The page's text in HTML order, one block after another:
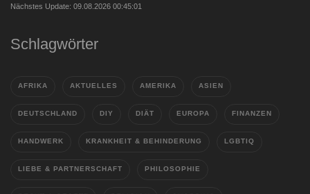
Nächstes Update: 09.08.2026 00:45:01
Schlagwörter
AFRIKA AKTUELLES AMERIKA ASIEN
DEUTSCHLAND DIY DIÄT EUROPA FINANZEN
HANDWERK KRANKHEIT & BEHINDERUNG LGBTIQ
LIEBE & PARTNERSCHAFT PHILOSOPHIE